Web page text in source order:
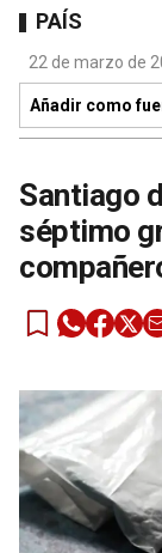
PAÍS
22 de marzo de
Añadir como
Santiago
séptimo